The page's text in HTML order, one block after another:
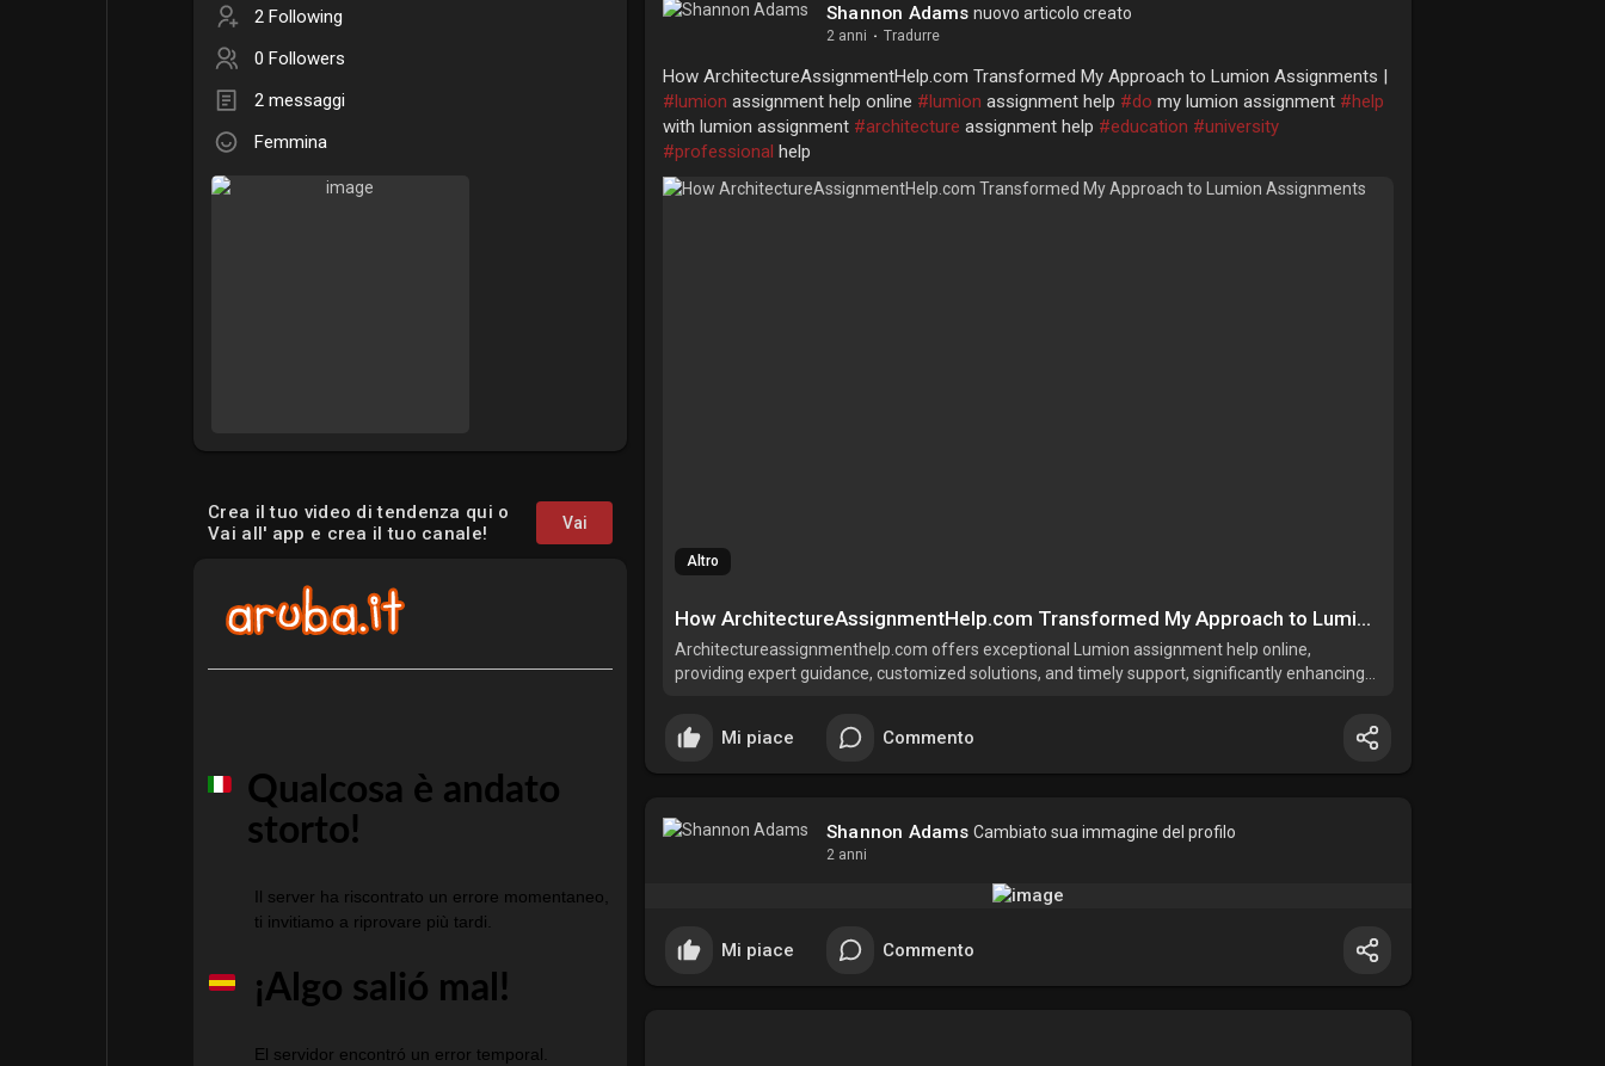
2 Following
0 Followers
2 messaggi
Femmina
Crea il tuo video di tendenza qui o
Vai all' app e crea il tuo canale!
Vai
Shannon Adams nuovo articolo creato
2 anni · Tradurre
How ArchitectureAssignmentHelp.com Transformed My Approach to Lumion Assignments |
#lumion assignment help online #lumion assignment help #do my lumion assignment #help
with lumion assignment #architecture assignment help #education #university
#professional help
Altro
How ArchitectureAssignmentHelp.com Transformed My Approach to Lumion Assignments
Architectureassignmenthelp.com offers exceptional Lumion assignment help online,
providing expert guidance, customized solutions, and timely support, significantly enhancing
Mi piace Commento
Shannon Adams Cambiato sua immagine del profilo
2 anni
Mi piace Commento